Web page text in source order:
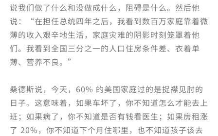
说我们做了什么和没做成什么，阻碍是什么。然后他
说：“在担任总统四年之后，我看到数百万家庭靠着微
薄的收入艰辛地生活，家庭灾难的阴影时刻笼罩着他
们。我看到全国三分之一的人口住房条件差、衣着单
薄、营养不良。”
桑德斯说，今天，60% 的美国家庭过的是捉襟见肘的
日子。这意味着，如果车坏了，你不知道怎么才能去上
班；如果病了，你不知道是否有钱看医生；如果房租涨
了 20%，你不知道下个月住哪里，也不知道孩子该去